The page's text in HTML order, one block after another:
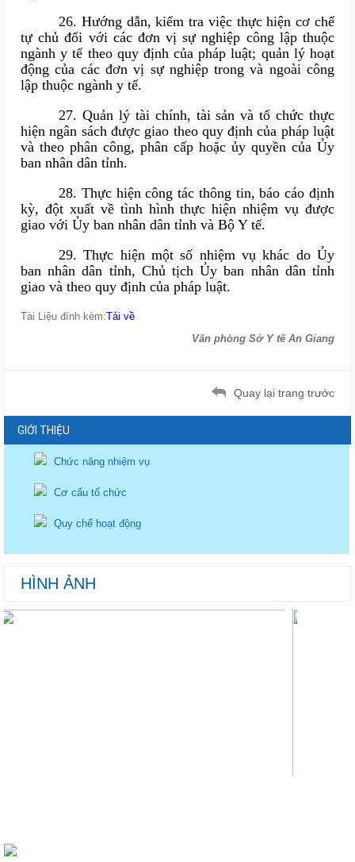
26. Hướng dẫn, kiểm tra việc thực hiện cơ chế
tự chủ đối với các đơn vị sự nghiệp công lập thuộc
ngành y tế theo quy định của pháp luật; quản lý hoạt
động của các đơn vị sự nghiệp trong và ngoài công
lập thuộc ngành y tế.
27. Quản lý tài chính, tài sản và tổ chức thực
hiện ngân sách được giao theo quy định của pháp luật
và theo phân công, phân cấp hoặc ủy quyền của Ủy
ban nhân dân tỉnh.
28. Thực hiện công tác thông tin, báo cáo định
kỳ, đột xuất về tình hình thực hiện nhiệm vụ được
giao với Ủy ban nhân dân tỉnh và Bộ Y tế.
29. Thực hiện một số nhiệm vụ khác do Ủy
ban nhân dân tỉnh, Chủ tịch Ủy ban nhân dân tỉnh
giao và theo quy định của pháp luật.
Tài Liệu đính kèm:Tải về
Văn phòng Sở Y tế An Giang
Quay lại trang trước
GIỚI THIỆU
Chức năng nhiệm vụ
Cơ cấu tổ chức
Quy chế hoạt động
HÌNH ẢNH